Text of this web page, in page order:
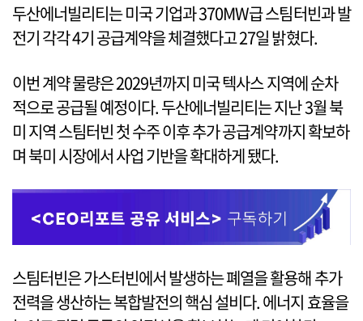
두산에너빌리티는 미국 기업과 370MW급 스팀터빈과 발
전기 각각 4기 공급계약을 체결했다고 27일 밝혔다.
이번 계약 물량은 2029년까지 미국 텍사스 지역에 순차
적으로 공급될 예정이다. 두산에너빌리티는 지난 3월 북
미 지역 스팀터빈 첫 수주 이후 추가 공급계약까지 확보하
며 북미 시장에서 사업 기반을 확대하게 됐다.
스팀터빈은 가스터빈에서 발생하는 폐열을 활용해 추가
전력을 생산하는 복합발전의 핵심 설비다. 에너지 효율을